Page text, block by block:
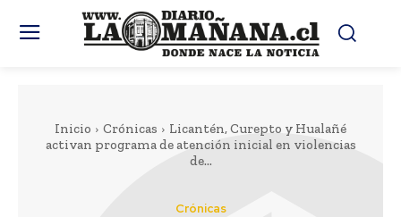
Inicio Crónicas
Licantén, Curepto y Hualañé
activan programa de atención inicial en violencias
de...
Crónicas